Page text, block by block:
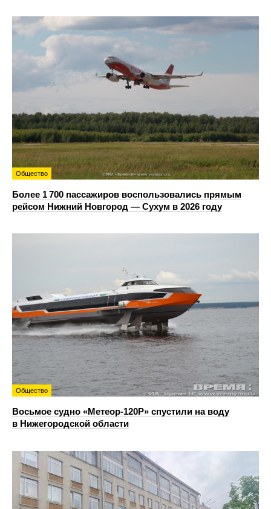
Общество
Более 1 700 пассажиров воспользовались прямым
рейсом Нижний Новгород — Сухум в 2026 году
Общество
Восьмое судно «Метеор-120Р» спустили на воду
в Нижегородской области